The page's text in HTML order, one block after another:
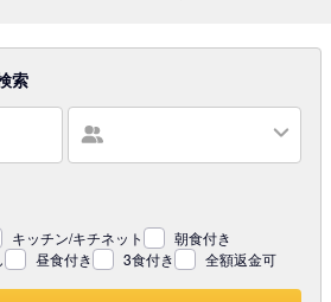
索
キッチン/キチネット
朝食付き
昼食付き 3食付き 全額返金可